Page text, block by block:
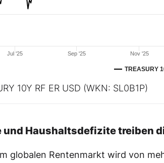
TREASURY
Jul '25 Sep '25 Nov '25
10Y RF ER USD (WKN: SL0B1P)
und Haushaltsdefizite treiben
globalen Rentenmarkt wird von